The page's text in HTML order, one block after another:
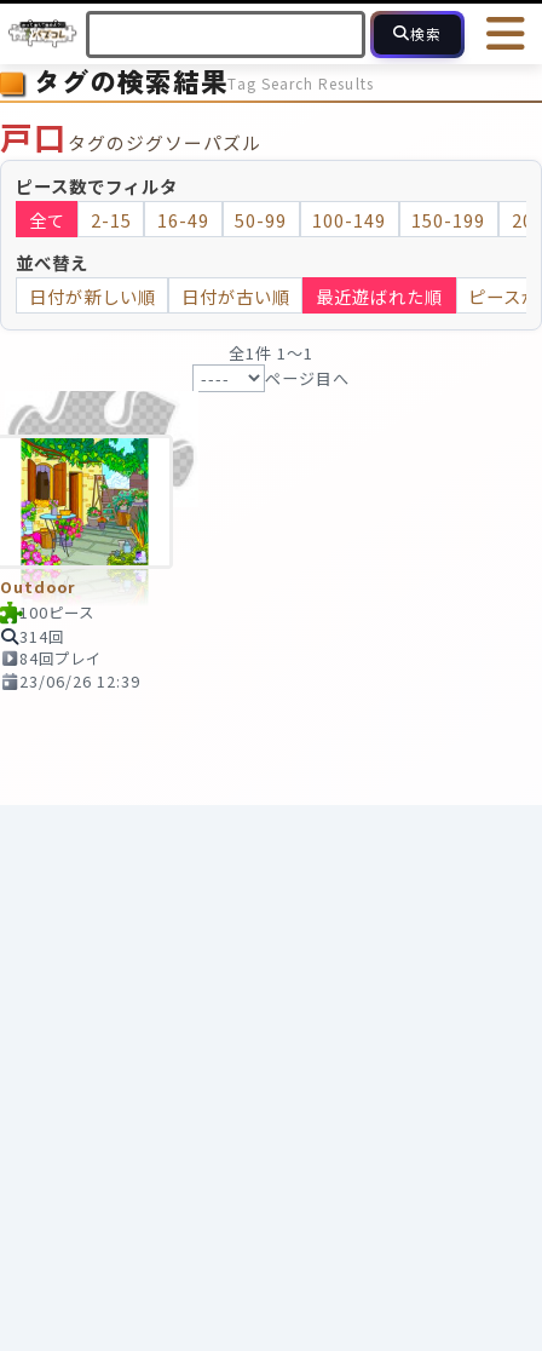
検索
HOME 会員登録
最近投稿され
ピース数 2～15 16～49 50～99 100
モザイク モザイクのみ
タグの検索結果Tag Search Results
戸口 タグのジグソーパズル
ピース数でフィルタ
全て
2-15 16-49 50-99 100-149 150-199
並べ替え
日付が新しい順
日付が古い順 最近遊ばれた順 ピース
全1件 1〜1
ページ目へ
Outdoor
100ピース
314回
84回プレイ
23/06/26 12:39